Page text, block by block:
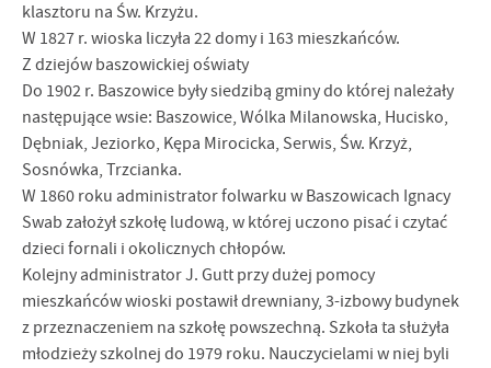
klasztoru na Św. Krzyżu.
W 1827 r. wioska liczyła 22 domy i 163 mieszkańców.
Z dziejów baszowickiej oświaty
Do 1902 r. Baszowice były siedzibą gminy do której należały
następujące wsie: Baszowice, Wólka Milanowska, Hucisko,
Dębniak, Jeziorko, Kępa Mirocicka, Serwis, Św. Krzyż,
Sosnówka, Trzcianka.
W 1860 roku administrator folwarku w Baszowicach Ignacy
Swab założył szkołę ludową, w której uczono pisać i czytać
dzieci fornali i okolicznych chłopów.
Kolejny administrator J. Gutt przy dużej pomocy
mieszkańców wioski postawił drewniany, 3-izbowy budynek
z przeznaczeniem na szkołę powszech­ną. Szkoła ta służyła
młodzieży szkolnej do 1979 roku. Nauczycielami w niej byli